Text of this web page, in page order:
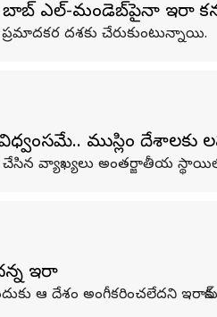
బాబ్ ఎల్-మండెబ్‌పైనా ఇరాన్
దశకు చేరుకుంటున్నాయి.
ముస్లిం దేశాలకు
వ్యాఖ్యలు అంతర్జాతీయ
ఇరాన్
ఆ దేశం అంగీకరించలేదని